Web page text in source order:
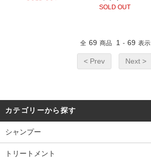
SOLD OUT
全 69 商品 1 - 69 表示
< Prev Next >
カテゴリーから探す
シャンプー
トリートメント